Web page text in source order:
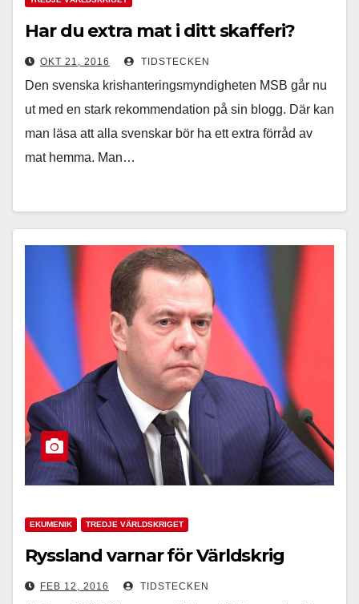
Har du extra mat i ditt skafferi?
OKT 21, 2016 TIDSTECKEN
Den svenska krishanteringsmyndigheten MSB går nu
ut med en stark rekommendation på sin blogg. Där kan
man läsa att alla svenskar bör ha ett extra förråd av
mat hemma. Man…
EKUMENIK TREDJE VÄRLDSKRIGET
Ryssland varnar för Världskrig
FEB 12, 2016 TIDSTECKEN